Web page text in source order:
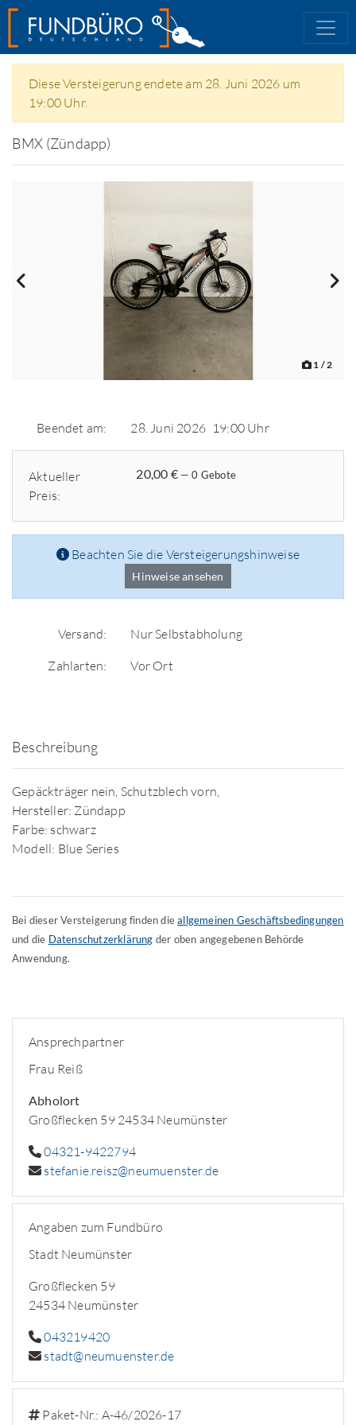
Diese Versteigerung endete am 28. Juni 2026 um
19:00 Uhr.
BMX (Zündapp)
1 / 2
Beendet am: 28. Juni 2026 19:00 Uhr
Aktueller
Preis:
20,00 € — 0 Gebote
Beachten Sie die Versteigerungshinweise
Hinweise ansehen
Versand:
Nur Selbstabholung
Zahlarten:
Vor Ort
Beschreibung
Gepäckträger nein, Schutzblech vorn,
Hersteller: Zündapp
Farbe: schwarz
Modell: Blue Series
Bei dieser Versteigerung finden dieallgemeinen Geschäftsbedingungen
und die Datenschutzerklärung der oben angegebenen Behörde
Anwendung.
Ansprechpartner
Frau Reiß
Abholort
Großflecken 59 24534 Neumünster
04321-9422794
stefanie.reisz@neumuenster.de
Angaben zum Fundbüro
Stadt Neumünster
Großflecken 59
24534 Neumünster
043219420
stadt@neumuenster.de
Paket-Nr.: A-46/2026-17